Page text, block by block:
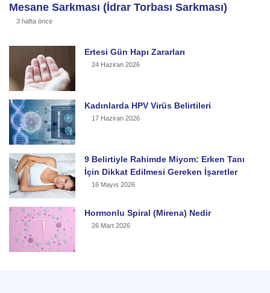
Mesane Sarkması (İdrar Torbası Sarkması)
3 hafta önce
Ertesi Gün Hapı Zararları
24 Haziran 2026
Kadınlarda HPV Virüs Belirtileri
17 Haziran 2026
9 Belirtiyle Rahimde Miyom: Erken Tanı
İçin Dikkat Edilmesi Gereken İşaretler
16 Mayıs 2026
Hormonlu Spiral (Mirena) Nedir
26 Mart 2026